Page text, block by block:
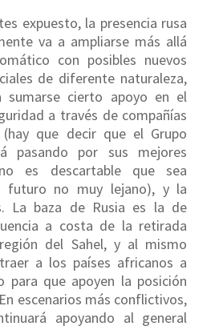
expuesto, la presencia rusa
va a ampliarse más allá
con posibles nuevos
de diferente naturaleza,
cierto apoyo en el
a través de compañías
que decir que el Grupo
pasando por sus mejores
es descartable que sea
futuro no muy lejano), y la
La baza de Rusia es la de
a costa de la retirada
del Sahel, y al mismo
a los países africanos a
para que apoyen la posición
escenarios más conflictivos,
apoyando al general